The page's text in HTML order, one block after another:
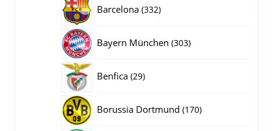
Barcelona 332332
Bayern München 303303
Benfica 2929
Borussia Dortmund 170170